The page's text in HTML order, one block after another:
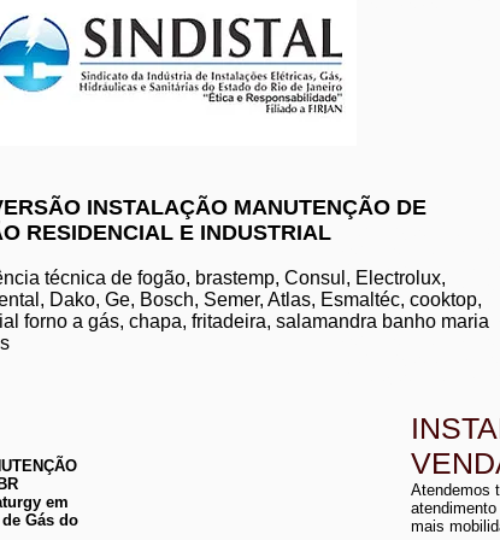
instalação de
conserto de aquecedor
manutenção de
instalação de
INSTALAÇÃO MANUTENÇÃO DE
RESIDENCIAL E INDUSTRIAL
técnica de fogão, brastemp, Consul, Electrolux,
Dako, Ge, Bosch, Semer, Atlas, Esmaltéc, cooktop,
forno a gás, chapa, fritadeira, salamandra banho maria
em
Gás do
Atendemos
mais